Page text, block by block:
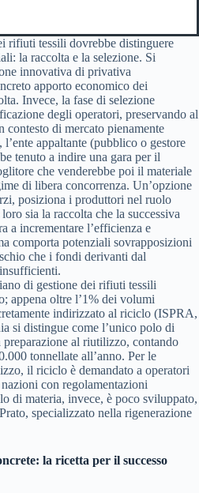
rifiuti tessili dovrebbe distinguere
la raccolta e la selezione. Si
innovativa di privativa
apporto economico dei
Invece, la fase di selezione
degli operatori, preservando al
contesto di mercato pienamente
appaltante (pubblico o gestore
tenuto a indire una gara per il
che venderebbe poi il materiale
di libera concorrenza. Un’opzione
posiziona i produttori nel ruolo
sia la raccolta che la successiva
a incrementare l’efficienza e
comporta potenziali sovrapposizioni
che i fondi derivanti dal
di gestione dei rifiuti tessili
appena oltre l’1% dei volumi
indirizzato al riciclo (ISPRA,
si distingue come l’unico polo di
al riutilizzo, contando
tonnellate all’anno. Per le
il riciclo è demandato a operatori
con regolamentazioni
di materia, invece, è poco sviluppato,
specializzato nella rigenerazione
la ricetta per il successo